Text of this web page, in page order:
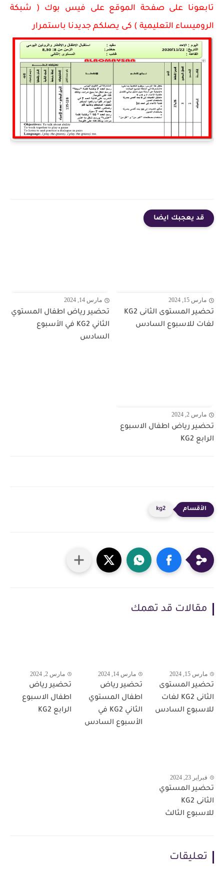
تابعونا على صفحة الموقع على فيس بوك ( شبكة
الروميساء التعليمية ) كى يصلكم جديدنا باستمرار
قد يعجبك ايضا
مارس 15, 2024
تحضير المستوى الثانى KG2
لغات للاسبوع السادس
مارس 14, 2024
تحضير رياض اطفال المستوي
الثاني KG2 في الأسبوع
السادس
مارس 2, 2024
تحضير رياض اطفال الاسبوع
الرابع KG2
kg2
مقالات قد تهمك
مارس 15, 2024
تحضير المستوى
الثانى KG2 لغات
للاسبوع السادس
مارس 14, 2024
تحضير رياض
اطفال المستوي
الثاني KG2 في
الأسبوع السادس
مارس 2, 2024
تحضير رياض
اطفال الاسبوع
الرابع KG2
فبراير 23, 2024
تحضير المستوي
الثانى KG2
للاسبوع الثالث
تعليقات